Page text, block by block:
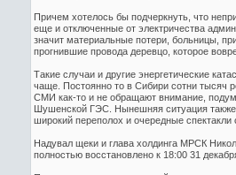
Причем хотелось бы подчеркнуть, что
еще и отключенные от электричества
значит материальные потери, больницы,
прогнившие провода деревцо, которое
Такие случаи и другие энергетические
чаще. Постоянно то в Сибири сотни тысяч
СМИ как-то и не обращают внимание,
Шушенской ГЭС. Нынешняя ситуация также
широкий переполох и очередные
Надувал щеки и глава холдинга МРСК
полностью восстановлено к 18:00 31